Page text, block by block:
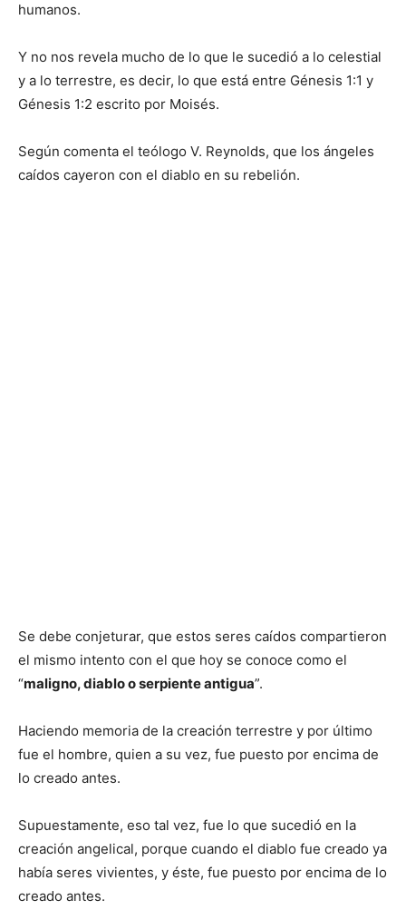
humanos.
Y no nos revela mucho de lo que le sucedió a lo celestial
y a lo terrestre, es decir, lo que está entre Génesis 1:1 y
Génesis 1:2 escrito por Moisés.
Según comenta el teólogo V. Reynolds, que los ángeles
caídos cayeron con el diablo en su rebelión.
Se debe conjeturar, que estos seres caídos compartieron
el mismo intento con el que hoy se conoce como el
“maligno, diablo o serpiente antigua”.
Haciendo memoria de la creación terrestre y por último
fue el hombre, quien a su vez, fue puesto por encima de
lo creado antes.
Supuestamente, eso tal vez, fue lo que sucedió en la
creación angelical, porque cuando el diablo fue creado ya
había seres vivientes, y éste, fue puesto por encima de lo
creado antes.